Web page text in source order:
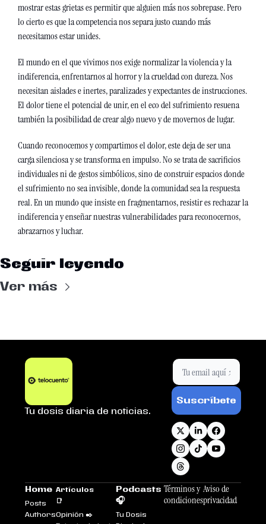
mostrar estas grietas es permitir que alguien más nos sobrepase. Pero
lo cierto es que la competencia nos separa justo cuando más
necesitamos estar unides.
El mundo en el que vivimos nos exige normalizar la violencia y la
indiferencia, enfrentarnos al horror y la crueldad con dureza. Nos
necesitan aislades e inertes, paralizades y expectantes de instrucciones.
El dolor tiene el potencial de unir, en el eco del sufrimiento resuena
también la posibilidad de crear algo nuevo y de movernos de lugar.
Cuando reconocemos y compartimos el dolor, este deja de ser una
carga silenciosa y se transforma en impulso. No se trata de sacrificios
individuales ni de gestos simbólicos, sino de construir espacios donde
el sufrimiento no sea invisible, donde la comunidad sea la respuesta
real. En un mundo que insiste en fragmentarnos, resistir es rechazar la
indiferencia y enseñar nuestras vulnerabilidades para reconocernos,
abrazarnos y luchar.
Seguir leyendo
Ver más
Tu dosis diaria de noticias.
Suscríbete
Home
Posts
Authors
Artículos
📑
Opinión ✒️
Podcasts
🎧
Tu Dosis
Términos y
condiciones
Aviso de
privacidad